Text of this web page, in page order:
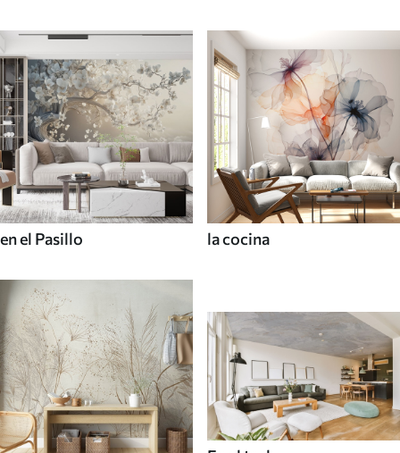
en el Pasillo la cocina